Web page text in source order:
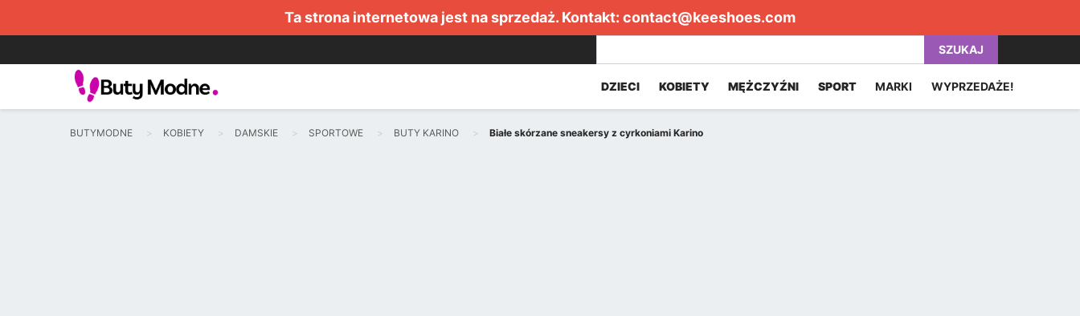
Ta strona internetowa jest na sprzedaż. Kontakt: contact@keeshoes.com
SZUKAJ
DZIECI KOBIETY MĘŻCZYŹNI SPORT MARKI WYPRZEDAŻE!
BUTYMODNE KOBIETY DAMSKIE SPORTOWE BUTY KARINO Białe skórzane sneakersy z cyrkoniami Karino